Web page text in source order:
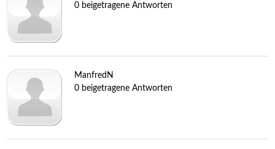
0 beigetragene Antworten
ManfredN
0 beigetragene Antworten